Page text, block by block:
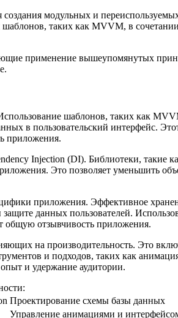
модульных и
таких как MVVM, в сочетании
применение вышеупомянутых
шаблонов, таких как
в пользовательский интерфейс.
приложения.
Injection (DI). Библиотеки, такие
Это позволяет уменьшить
приложения. Эффективное
данных пользователей.
общую отзывчивость приложения.
на производительность. Это
и подходов, таких как
и удержание аудитории.
Проектирование схемы базы данных
Управление анимациями и